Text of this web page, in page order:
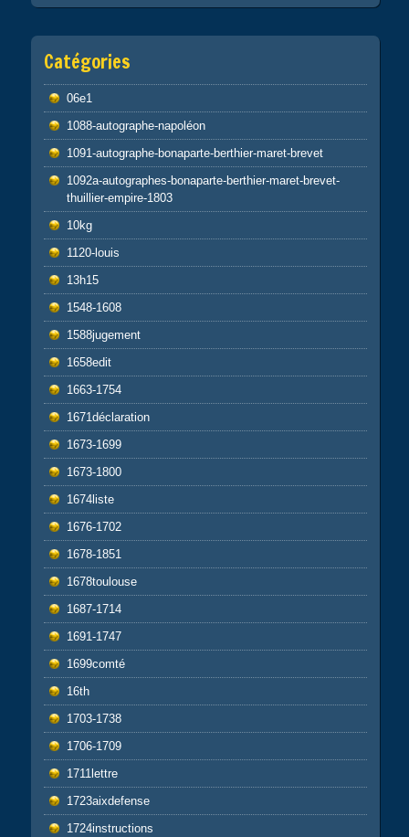
Catégories
06e1
1088-autographe-napoléon
1091-autographe-bonaparte-berthier-maret-brevet
1092a-autographes-bonaparte-berthier-maret-brevet-
thuillier-empire-1803
10kg
1120-louis
13h15
1548-1608
1588jugement
1658edit
1663-1754
1671déclaration
1673-1699
1673-1800
1674liste
1676-1702
1678-1851
1678toulouse
1687-1714
1691-1747
1699comté
16th
1703-1738
1706-1709
1711lettre
1723aixdefense
1724instructions